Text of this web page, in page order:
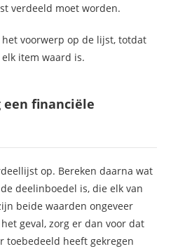
verdeeld moet worden.
voorwerp op de lijst, totdat
item waard is.
een financiële
op. Bereken daarna wat
deelinboedel is, die elk van
beide waarden ongeveer
geval, zorg er dan voor dat
toebedeeld heeft gekregen